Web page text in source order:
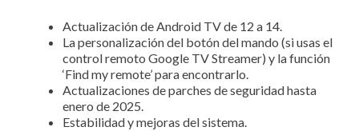
Actualización de Android TV de 12 a 14.
La personalización del botón del mando (si usas el
control remoto Google TV Streamer) y la función
‘Find my remote’ para encontrarlo.
Actualizaciones de parches de seguridad hasta
enero de 2025.
Estabilidad y mejoras del sistema.